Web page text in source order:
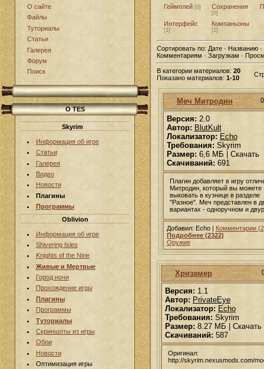
О сайте
Файлы
Туториалы
Статьи
Галерея
Форум
Поиск
О TES
Skyrim
Информация об игре
Статьи
Галерея
Видео
Новости
Плагины
Программы
Oblivion
Информация об игре
Shivering Isles
Knights of the Nine
Живые и Мертвые
Город ночи
Прохождение игры
Плагины
Программы
Туториалы
Скриншоты из игры
Обои
Новости
Оптимизация игры
Геймплей [0] Сохранения
[0]
Интерфейс
[1]
Компаньоны
[1]
Сортировать по: Дате · Названию ·
Комментариям · Загрузкам ·
В категории материалов: 20
Показано материалов: 1-10
Меч Митродин
Версия: 2.0
Автор: BlutKult
Локализатор: Echo
Требования: Skyrim
Размер: 6,6 МБ | Скачать
Скачиваний:691
Плагин добавляет в игру
Митродин, который вы можете
выковать в кузнице в разделе
"Разное". Меч представлен в
вариантах - одноручном и
Добавил: Echo | Комментарии
Подробнее (2322)
Оружие
Хризамер
Версия: 1.1
Автор: PrivateEye
Локализатор: Echo
Требования: Skyrim
Размер: 8.27 МБ | Скачать
Скачиваний: 587
Оригинал:
http://skyrim.nexusmods.com/